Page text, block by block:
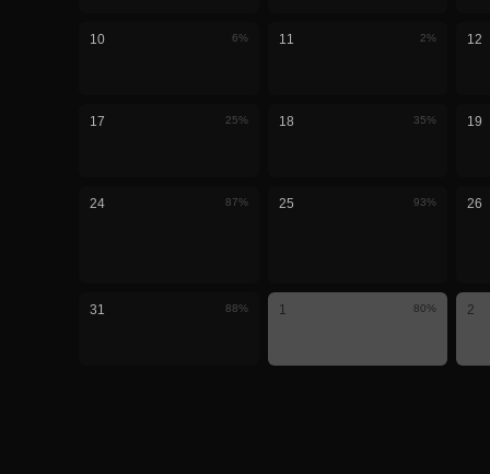
10 6% 11 2% 12
17 25% 18 35% 19
24 87% 25 93% 26
31 88% 1 80% 2